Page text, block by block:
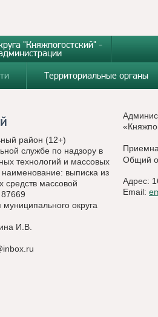
"Княжпогостский" -
Территориальные органы
район (12+)
службе по надзору в
технологий и массовых
выписка из
средств массовой
округа
И.В.
Общий
Адрес:
Email: